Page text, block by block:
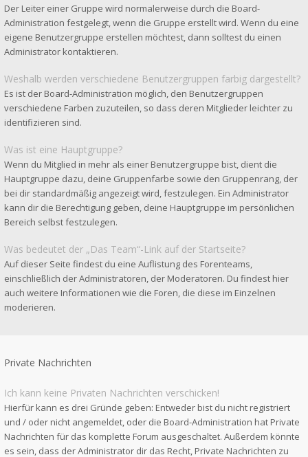
Der Leiter einer Gruppe wird normalerweise durch die Board-
Administration festgelegt, wenn die Gruppe erstellt wird. Wenn du eine
eigene Benutzergruppe erstellen möchtest, dann solltest du einen
Administrator kontaktieren.
Weshalb werden verschiedene Benutzergruppen farbig dargestellt?
Es ist der Board-Administration möglich, den Benutzergruppen
verschiedene Farben zuzuteilen, so dass deren Mitglieder leichter zu
identifizieren sind.
Was ist eine Hauptgruppe?
Wenn du Mitglied in mehr als einer Benutzergruppe bist, dient die
Hauptgruppe dazu, deine Gruppenfarbe sowie den Gruppenrang, der
bei dir standardmäßig angezeigt wird, festzulegen. Ein Administrator
kann dir die Berechtigung geben, deine Hauptgruppe im persönlichen
Bereich selbst festzulegen.
Was bedeutet der „Das Team“-Link auf der Startseite?
Auf dieser Seite findest du eine Auflistung des Forenteams,
einschließlich der Administratoren, der Moderatoren. Du findest hier
auch weitere Informationen wie die Foren, die diese im Einzelnen
moderieren.
Private Nachrichten
Ich kann keine Privaten Nachrichten verschicken!
Hierfür kann es drei Gründe geben: Entweder bist du nicht registriert
und / oder nicht angemeldet, oder die Board-Administration hat Private
Nachrichten für das komplette Forum ausgeschaltet. Außerdem könnte
es sein, dass der Administrator dir das Recht, Private Nachrichten zu